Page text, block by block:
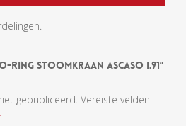
Ring Stoomkraan Ascaso I.91”
gepubliceerd. Vereiste velden